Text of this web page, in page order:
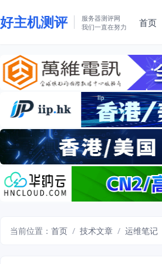
好主机测评
服务器测评网
我们一直在努力
首页
当前位置： 首页 / 技术文章 / 运维笔记